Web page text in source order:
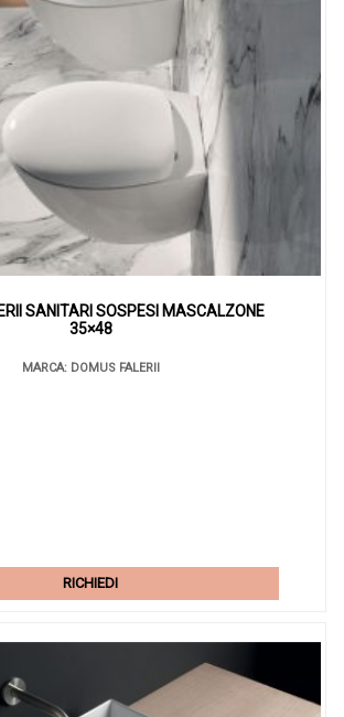
SANITARI SOSPESI MASCALZONE
35×48
MARCA: DOMUS FALERII
RICHIEDI